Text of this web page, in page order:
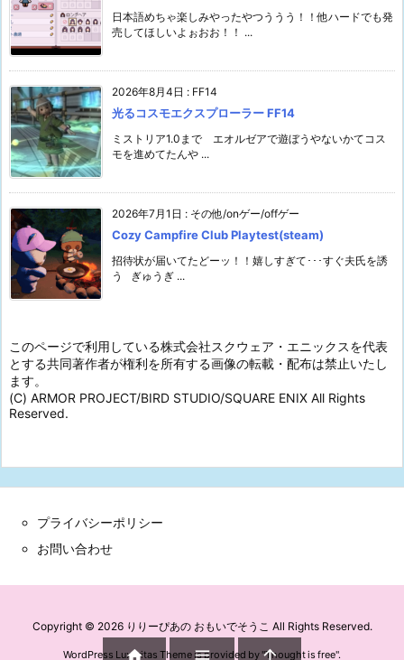
日本語めちゃ楽しみやったやつううう！！他ハードでも発
売してほしいよぉおお！！ ...
2026年8月4日 : FF14
光るコスモエクスプローラー FF14
ミストリア1.0まで エオルゼアで遊ぼうやないかてコス
モを進めてたんや ...
2026年7月1日 : その他/onゲー/offゲー
Cozy Campfire Club Playtest(steam)
招待状が届いてたどーッ！！嬉しすぎて･･･すぐ夫氏を誘
う ぎゅうぎ ...
このページで利用している株式会社スクウェア・エニックスを代表
とする共同著作者が権利を所有する画像の転載・配布は禁止いたし
ます。
(C) ARMOR PROJECT/BIRD STUDIO/SQUARE ENIX All Rights
Reserved.
プライバシーポリシー
お問い合わせ
Copyright © 2026 りりーぴあの おもいでそうこ All Rights Reserved.
WordPress Luxeritas Theme is provided by "Thought is free".
  